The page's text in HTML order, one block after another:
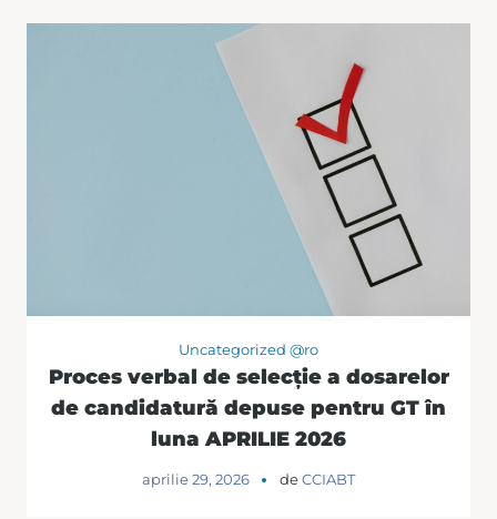
Uncategorized @ro
Proces verbal de selecție a dosarelor
de candidatură depuse pentru GT în
luna APRILIE 2026
aprilie 29, 2026 deCCIABT